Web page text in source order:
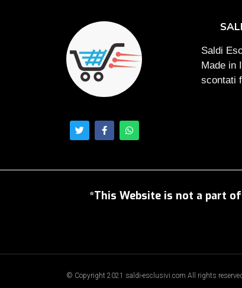
Saldi
Made in
scontati
*This Website is not a part
© Copyright 2021 saldi-esclusivi.com All rights